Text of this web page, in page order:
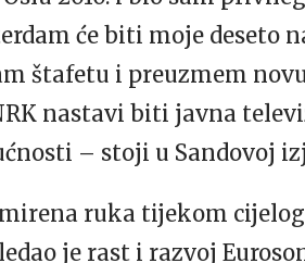
će biti moje deseto
štafetu i preuzmem
nastavi biti javna
– stoji u Sandovoj
ruka tijekom
je rast i razvoj